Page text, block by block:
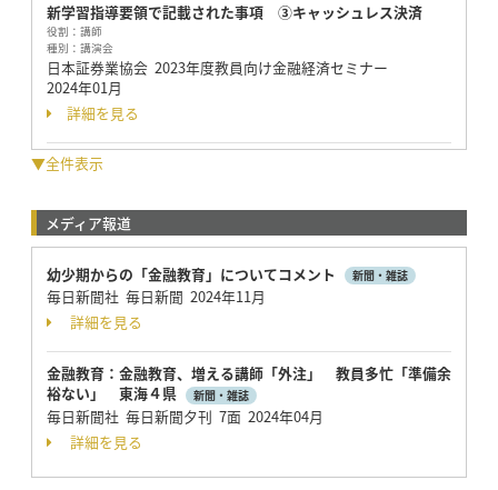
新学習指導要領で記載された事項 ③キャッシュレス決済
役割： 講師
種別： 講演会
日本証券業協会 2023年度教員向け金融経済セミナー
2024年01月
詳細を見る
▼全件表示
メディア報道
幼少期からの「金融教育」についてコメント 新聞・雑誌
毎日新聞社 毎日新聞 2024年11月
詳細を見る
金融教育：金融教育、増える講師「外注」 教員多忙「準備余
裕ない」 東海４県
新聞・雑誌
毎日新聞社 毎日新聞夕刊 7面 2024年04月
詳細を見る